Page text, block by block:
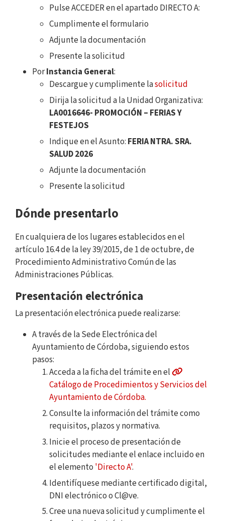
Pulse ACCEDER en el apartado DIRECTO A:
Cumplimente el formulario
Adjunte la documentación
Presente la solicitud
PorInstancia General:
Descargue y cumplimente lasolicitud
Dirija la solicitud a la Unidad Organizativa:
LA0016646- PROMOCIÓN – FERIAS Y
FESTEJOS
Indique en el Asunto: FERIA NTRA. SRA.
SALUD 2026
Adjunte la documentación
Presente la solicitud
Dónde presentarlo
En cualquiera de los lugares establecidos en el
artículo 16.4 de la ley 39/2015, de 1 de octubre, de
Procedimiento Administrativo Común de las
Administraciones Públicas.
Presentación electrónica
La presentación electrónica puede realizarse:
A través de la Sede Electrónica del
Ayuntamiento de Córdoba, siguiendo estos
pasos:
Acceda a la ficha del trámite en el
Catálogo de Procedimientos y Servicios del
Ayuntamiento de Córdoba.
Consulte la información del trámite como
requisitos, plazos y normativa.
Inicie el proceso de presentación de
solicitudes mediante el enlace incluido en
el elemento 'Directo A'.
Identifíquese mediante certificado digital,
DNI electrónico o Cl@ve.
Cree una nueva solicitud y cumplimente el